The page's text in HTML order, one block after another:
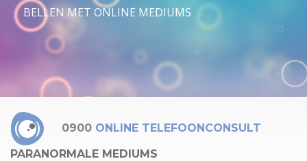
BELLEN MET ONLINE MEDIUMS
0900 ONLINE TELEFOONCONSULT
PARANORMALE MEDIUMS